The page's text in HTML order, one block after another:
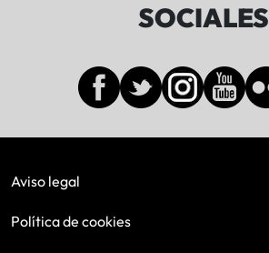
SOCIALES
Aviso legal
Política de cookies